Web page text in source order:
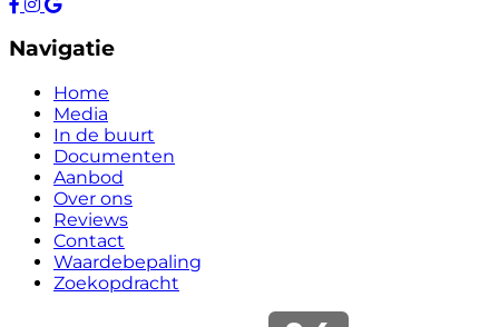
Navigatie
Home
Media
In de buurt
Documenten
Aanbod
Over ons
Reviews
Contact
Waardebepaling
Zoekopdracht